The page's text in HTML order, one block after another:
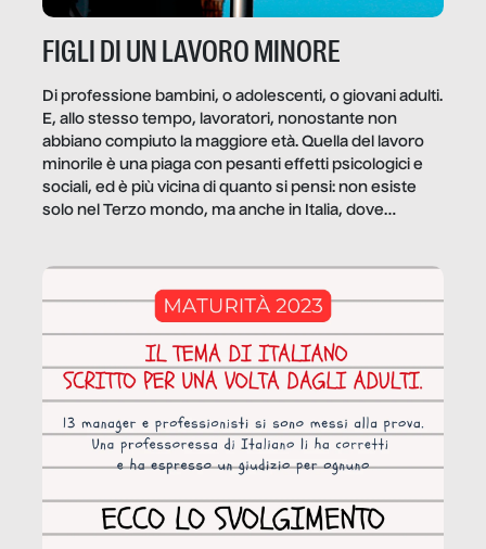
FIGLI DI UN LAVORO MINORE
Di professione bambini, o adolescenti, o giovani adulti.
E, allo stesso tempo, lavoratori, nonostante non
abbiano compiuto la maggiore età. Quella del lavoro
minorile è una piaga con pesanti effetti psicologici e
sociali, ed è più vicina di quanto si pensi: non esiste
solo nel Terzo mondo, ma anche in Italia, dove